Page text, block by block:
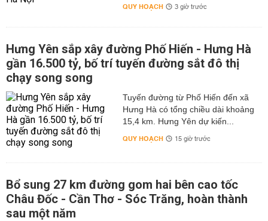
QUY HOẠCH 3 giờ trước
Hưng Yên sắp xây đường Phố Hiến - Hưng Hà
gần 16.500 tỷ, bố trí tuyến đường sắt đô thị
chạy song song
Tuyến đường từ Phố Hiến đến xã
Hưng Hà có tổng chiều dài khoảng
15,4 km. Hưng Yên dự kiến...
QUY HOẠCH 15 giờ trước
Bổ sung 27 km đường gom hai bên cao tốc
Châu Đốc - Cần Thơ - Sóc Trăng, hoàn thành
sau một năm